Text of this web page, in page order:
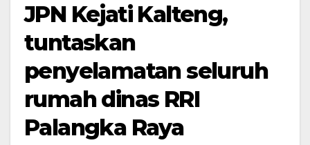
JPN Kejati Kalteng,
tuntaskan
penyelamatan seluruh
rumah dinas RRI
Palangka Raya